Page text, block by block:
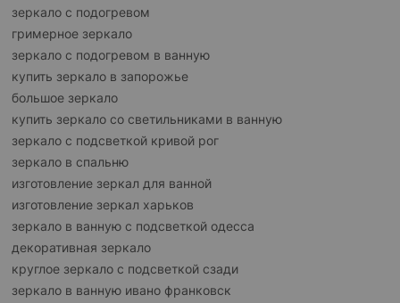
зеркало с подогревом
гримерное зеркало
зеркало с подогревом в ванную
купить зеркало в запорожье
большое зеркало
купить зеркало со светильниками в ванную
зеркало с подсветкой кривой рог
зеркало в спальню
изготовление зеркал для ванной
изготовление зеркал харьков
зеркало в ванную с подсветкой одесса
декоративная зеркало
круглое зеркало с подсветкой сзади
зеркало в ванную ивано франковск